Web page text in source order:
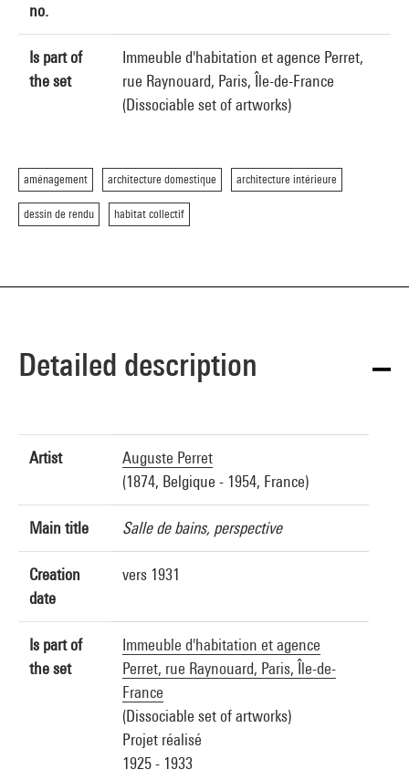
no.
Is part of
the set
Immeuble d'habitation et agence Perret,
rue Raynouard, Paris, Île-de-France
(Dissociable set of artworks)
aménagement architecture domestique architecture intérieure
dessin de rendu habitat collectif
Detailed description
Artist
Auguste Perret
(1874, Belgique - 1954, France)
Main title Salle de bains, perspective
Creation
date
vers 1931
Is part of
the set
Immeuble d'habitation et agence
Perret, rue Raynouard, Paris, Île-de-
France
(Dissociable set of artworks)
Projet réalisé
1925 - 1933